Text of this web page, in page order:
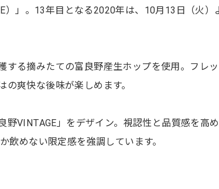
）」。13年目となる2020年は、10月13日（火）
する摘みたての富良野産生ホップを使用。フレ
爽快な後味が楽しめます。
野VINTAGE」をデザイン。視認性と品質感を高
飲めない限定感を強調しています。